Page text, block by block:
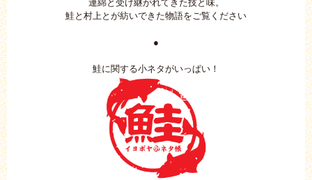
連綿と受け継がれてきた技と味。
鮭と村上とが紡いできた物語をご覧ください
●
鮭に関する小ネタがいっぱい！